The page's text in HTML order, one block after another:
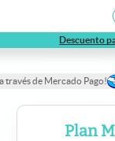
Descuento
través de Mercado Pago!
Plan